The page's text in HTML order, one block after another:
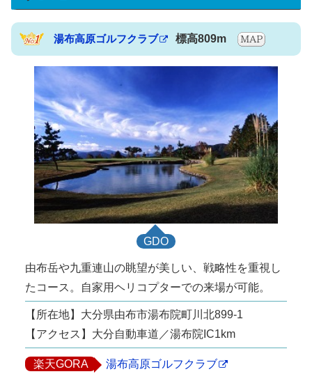
湯布高原ゴルフクラブ 標高809m
GDO
由布岳や九重連山の眺望が美しい、戦略性を重視し
たコース。自家用ヘリコプターでの来場が可能。
【所在地】大分県由布市湯布院町川北899-1
【アクセス】大分自動車道／湯布院IC1km
楽天GORA 湯布高原ゴルフクラブ